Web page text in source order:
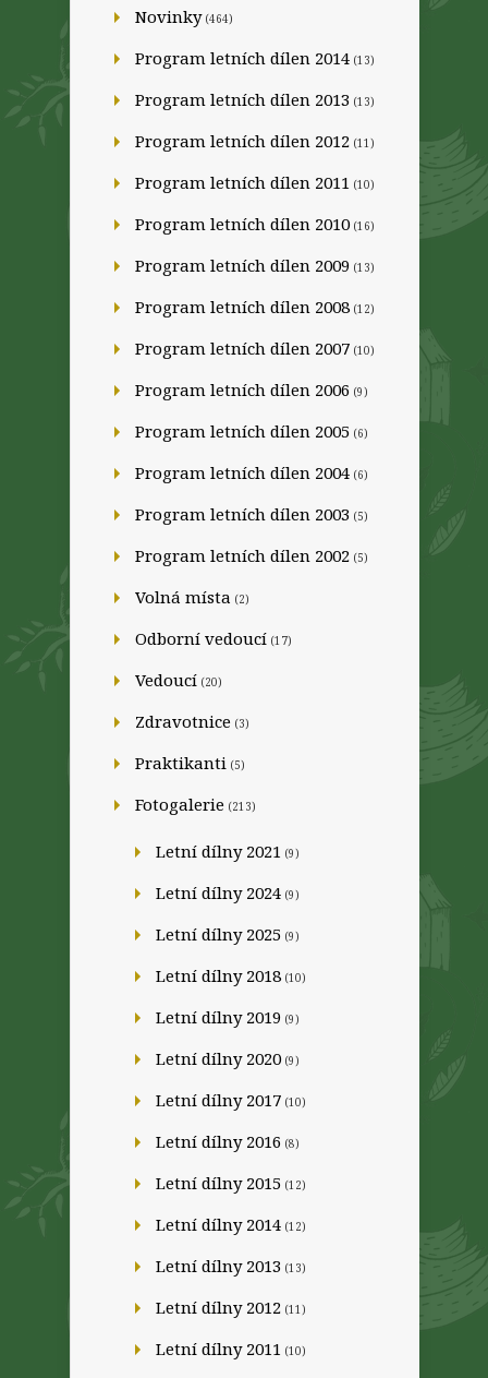
Novinky(464)
Program letních dílen 2014 (13)
Program letních dílen 2013 (13)
Program letních dílen 2012 (11)
Program letních dílen 2011 (10)
Program letních dílen 2010 (16)
Program letních dílen 2009 (13)
Program letních dílen 2008 (12)
Program letních dílen 2007 (10)
Program letních dílen 2006 (9)
Program letních dílen 2005 (6)
Program letních dílen 2004 (6)
Program letních dílen 2003 (5)
Program letních dílen 2002 (5)
Volná místa (2)
Odborní vedoucí (17)
Vedoucí (20)
Zdravotnice (3)
Praktikanti (5)
Fotogalerie (213)
Letní dílny 2021 (9)
Letní dílny 2024 (9)
Letní dílny 2025 (9)
Letní dílny 2018 (10)
Letní dílny 2019 (9)
Letní dílny 2020 (9)
Letní dílny 2017 (10)
Letní dílny 2016 (8)
Letní dílny 2015 (12)
Letní dílny 2014 (12)
Letní dílny 2013 (13)
Letní dílny 2012 (11)
Letní dílny 2011 (10)